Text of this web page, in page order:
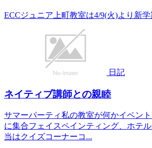
ECCジュニア上町教室は4/9(火)より新
日記
ネイティブ講師との親睦
サマーパーティ私の教室が何かイベン
に集合フェイスペインティング、ホテ
当はクイズコーナーコ...